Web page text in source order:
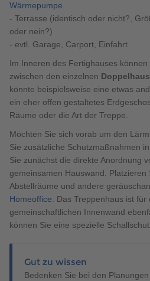
Wärmepumpe
- Terrasse (identisch oder nicht?,
oder nein?)
- evtl. Garage, Carport, Einfahrt
Im Inneren des Fertighauses
zwischen den einzelnen
könnte beispielsweise eine etwas
ein eher offen gestaltetes
Räume oder die Art der Treppe.
Möchten Sie sich vorab um den
Sie zusätzliche Schutzmaßnahmen
Sie zunächst die direkte Anordnung
gemeinsamen Hauswand. Platzieren
Abstellräume und andere
Homeoffice. Das Treppenhaus ist
gemeinschaftlichen Innenwand
können Sie eine spezielle
Gut zu wissen
Bedenken Sie bei den